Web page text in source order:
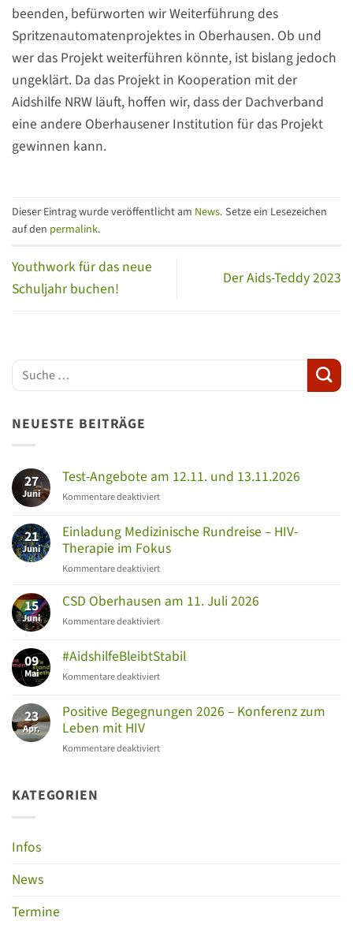
beenden, befürworten wir Weiterführung des
Spritzenautomatenprojektes in Oberhausen. Ob und
wer das Projekt weiterführen könnte, ist bislang jedoch
ungeklärt. Da das Projekt in Kooperation mit der
Aidshilfe NRW läuft, hoffen wir, dass der Dachverband
eine andere Oberhausener Institution für das Projekt
gewinnen kann.
Dieser Eintrag wurde veröffentlicht am News. Setze ein Lesezeichen
auf den permalink.
Youthwork für das neue
Schuljahr buchen!
Der Aids-Teddy 2023
NEUESTE BEITRÄGE
27
Juni
Test-Angebote am 12.11. und 13.11.2026
Kommentare deaktiviertfür
Angebote
am
12.11.
und
21
Juni
Einladung Medizinische Rundreise – HIV-
Therapie im Fokus
Kommentare deaktiviertfür
Medizinische
–
Therapie
im
15
Juni
CSD Oberhausen am 11. Juli 2026
Kommentare deaktiviertfür
Oberhausen
am
11.
2026
09
Mai
#AidshilfeBleibtStabil
Kommentare deaktiviertfür
23
Apr.
Positive Begegnungen 2026 – Konferenz zum
Leben mit HIV
Kommentare deaktiviertfür
KATEGORIEN
Infos
News
Termine